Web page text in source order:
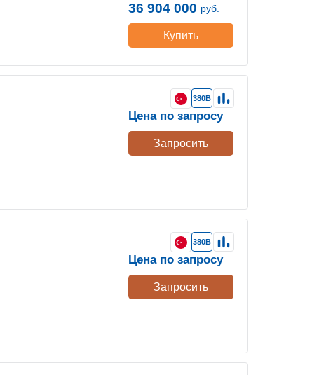
36 904 000 руб.
Купить
380В
Цена по запросу
Запросить
380В
Цена по запросу
Запросить